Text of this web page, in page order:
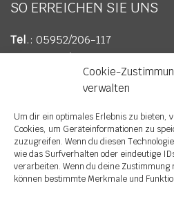
Cookie-
verwalten
Um dir ein optimales Erlebnis zu bieten,
Cookies, um Geräteinformationen zu
zuzugreifen. Wenn du diesen
wie das Surfverhalten oder eindeutige
verarbeiten. Wenn du deine
können bestimmte Merkmale und
SO ERREICHEN SIE UNS
Tel.: 05952/206-117
Fax: 05952/206-617
info@wv-soegel.de